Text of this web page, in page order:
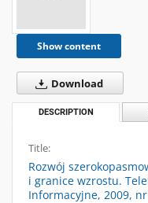
Show content
Download
DESCRIPTION
Title:
Rozwój
i granice wzrostu.
Informacyjne, 2009,